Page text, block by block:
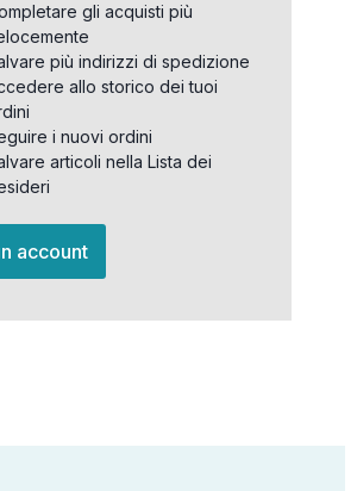
gli acquisti più
più indirizzi di spedizione
allo storico dei tuoi
i nuovi ordini
articoli nella Lista dei
account